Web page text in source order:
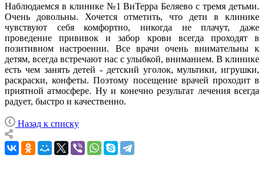
Наблюдаемся в клинике №1 ВиТерра Беляево с тремя детьми.
Очень довольны. Хочется отметить, что дети в клинике
чувствуют себя комфортно, никогда не плачут, даже
проведение прививок и забор крови всегда проходят в
позитивном настроении. Все врачи очень внимательны к
детям, всегда встречают нас с улыбкой, вниманием. В клинике
есть чем занять детей - детский уголок, мультики, игрушки,
раскраски, конфеты. Поэтому посещение врачей проходит в
приятной атмосфере. Ну и конечно результат лечения всегда
радует, быстро и качественно.
Назад к списку